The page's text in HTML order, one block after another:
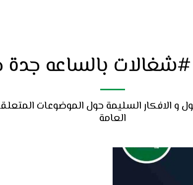
#شغالات بالساعه جدة
العامة